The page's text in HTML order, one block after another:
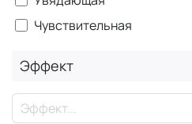
GINSENG&CARROT - линия с
маслом
MULTI VITAMIN - линия с
витаминным комплексом
Эмульсия
Чувствительная
Эффект